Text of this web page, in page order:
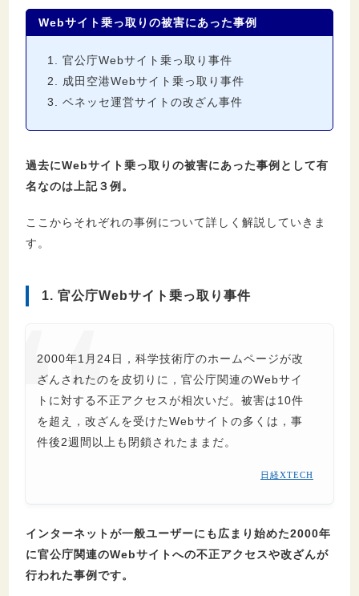
Webサイト乗っ取りの被害にあった事例
官公庁Webサイト乗っ取り事件
成田空港Webサイト乗っ取り事件
ベネッセ運営サイトの改ざん事件
過去にWebサイト乗っ取りの被害にあった事例として有
名なのは上記３例。
ここからそれぞれの事例について詳しく解説していきま
す。
1. 官公庁Webサイト乗っ取り事件
2000年1月24日，科学技術庁のホームページが改
ざんされたのを皮切りに，官公庁関連のWebサイ
トに対する不正アクセスが相次いだ。被害は10件
を超え，改ざんを受けたWebサイトの多くは，事
件後2週間以上も閉鎖されたままだ。
日経XTECH
インターネットが一般ユーザーにも広まり始めた2000年
に官公庁関連のWebサイトへの不正アクセスや改ざんが
行われた事例です。